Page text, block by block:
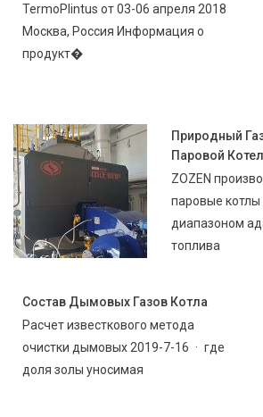
TermoPlintus от 03-06 апреля 2018
Москва, Россия Информация о
продукт�
Природный
Паровой
ZOZEN
паровые
диапазоном
топлива
Состав Дымовых Газов Котла
Расчет известкового метода
очистки дымовых 2019-7-16 · где
доля золы уносимая